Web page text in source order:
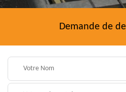
Demande de